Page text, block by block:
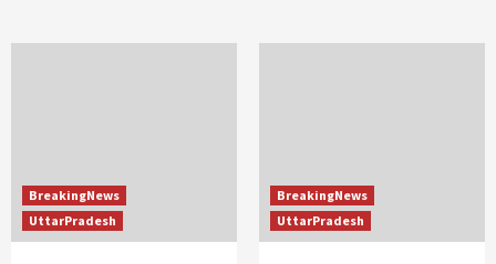
BreakingNews
UttarPradesh
BreakingNews
UttarPradesh